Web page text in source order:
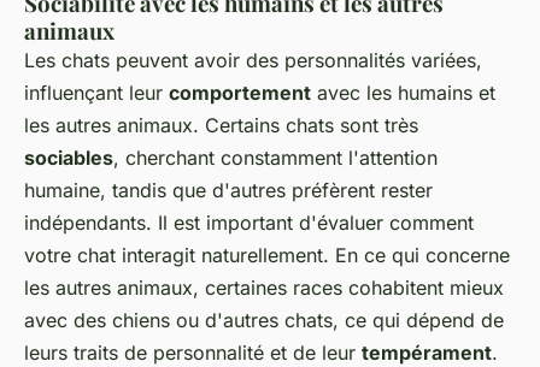
animaux
Les chats peuvent avoir des personnalités variées,
influençant leur comportement avec les humains et
les autres animaux. Certains chats sont très
sociables, cherchant constamment l'attention
humaine, tandis que d'autres préfèrent rester
indépendants. Il est important d'évaluer comment
votre chat interagit naturellement. En ce qui concerne
les autres animaux, certaines races cohabitent mieux
avec des chiens ou d'autres chats, ce qui dépend de
leurs traits de personnalité et de leur tempérament.